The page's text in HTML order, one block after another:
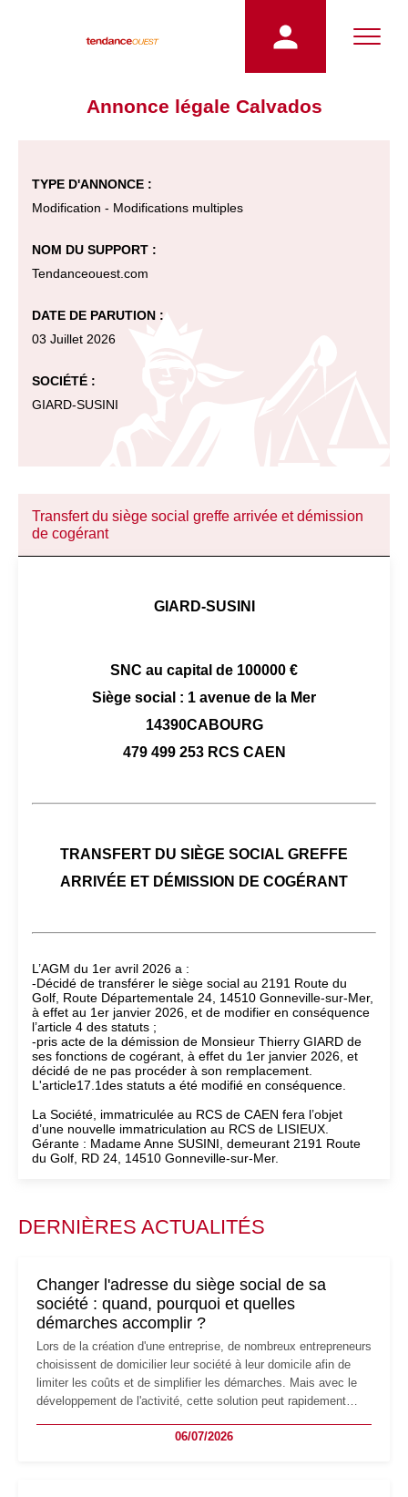
Annonce légale Calvados
TYPE D'ANNONCE :
Modification - Modifications multiples
NOM DU SUPPORT :
Tendanceouest.com
DATE DE PARUTION :
03 Juillet 2026
SOCIÉTÉ :
GIARD-SUSINI
Transfert du siège social greffe arrivée et démission
de cogérant
GIARD-SUSINI
SNC au capital de 100000 €
Siège social : 1 avenue de la Mer
14390CABOURG
479 499 253 RCS CAEN
TRANSFERT DU SIÈGE SOCIAL GREFFE
ARRIVÉE ET DÉMISSION DE COGÉRANT
L’AGM du 1er avril 2026 a :
-Décidé de transférer le siège social au 2191 Route du
Golf, Route Départementale 24, 14510 Gonneville-sur-Mer,
à effet au 1er janvier 2026, et de modifier en conséquence
l’article 4 des statuts ;
-pris acte de la démission de Monsieur Thierry GIARD de
ses fonctions de cogérant, à effet du 1er janvier 2026, et
décidé de ne pas procéder à son remplacement.
L'article17.1des statuts a été modifié en conséquence.
La Société, immatriculée au RCS de CAEN fera l’objet
d’une nouvelle immatriculation au RCS de LISIEUX.
Gérante : Madame Anne SUSINI, demeurant 2191 Route
du Golf, RD 24, 14510 Gonneville-sur-Mer.
DERNIÈRES ACTUALITÉS
Changer l'adresse du siège social de sa
société : quand, pourquoi et quelles
démarches accomplir ?
Lors de la création d'une entreprise, de nombreux entrepreneurs
choisissent de domicilier leur société à leur domicile afin de
limiter les coûts et de simplifier les démarches. Mais avec le
développement de l'activité, cette solution peut rapidement
professionnels, recrutement, image de marque… Le
06/07/2026